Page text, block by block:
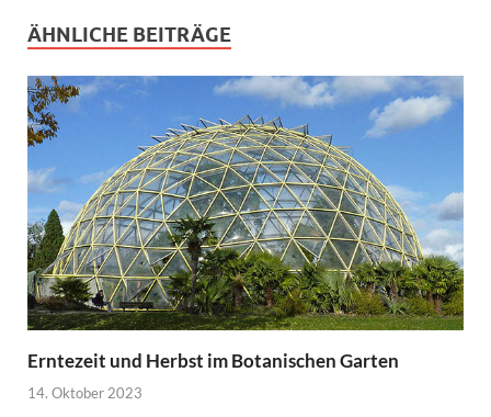
ÄHNLICHE BEITRÄGE
Erntezeit und Herbst im Botanischen Garten
14. Oktober 2023